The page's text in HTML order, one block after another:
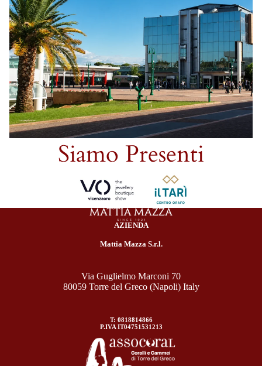
Siamo Presenti
AZIENDA
Mattia Mazza S.r.l.
Via Guglielmo Marconi 70
80059 Torre del Greco (Napoli) Italy
T: 0818814866
P.IVA IT04751531213